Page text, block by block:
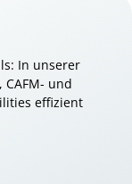
In unserer
und
effizient